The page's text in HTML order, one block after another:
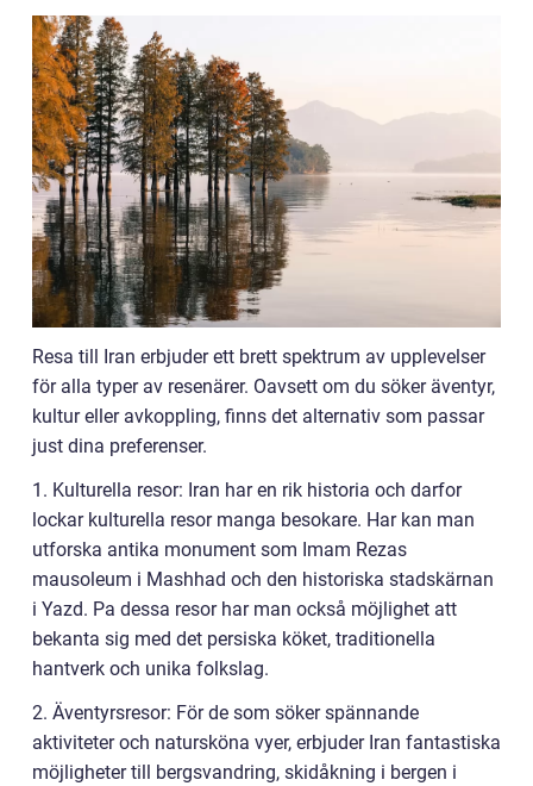
Resa till Iran erbjuder ett brett spektrum av upplevelser
för alla typer av resenärer. Oavsett om du söker äventyr,
kultur eller avkoppling, finns det alternativ som passar
just dina preferenser.
1. Kulturella resor: Iran har en rik historia och darfor
lockar kulturella resor manga besokare. Har kan man
utforska antika monument som Imam Rezas
mausoleum i Mashhad och den historiska stadskärnan
i Yazd. Pa dessa resor har man också möjlighet att
bekanta sig med det persiska köket, traditionella
hantverk och unika folkslag.
2. Äventyrsresor: För de som söker spännande
aktiviteter och natursköna vyer, erbjuder Iran fantastiska
möjligheter till bergsvandring, skidåkning i bergen i